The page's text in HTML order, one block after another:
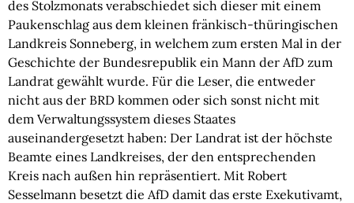
des Stolzmonats verabschiedet sich dieser mit einem
Paukenschlag aus dem kleinen fränkisch-thüringischen
Landkreis Sonneberg, in welchem zum ersten Mal in der
Geschichte der Bundesrepublik ein Mann der AfD zum
Landrat gewählt wurde. Für die Leser, die entweder
nicht aus der BRD kommen oder sich sonst nicht mit
dem Verwaltungssystem dieses Staates
auseinandergesetzt haben: Der Landrat ist der höchste
Beamte eines Landkreises, der den entsprechenden
Kreis nach außen hin repräsentiert. Mit Robert
Sesselmann besetzt die AfD damit das erste Exekutivamt,